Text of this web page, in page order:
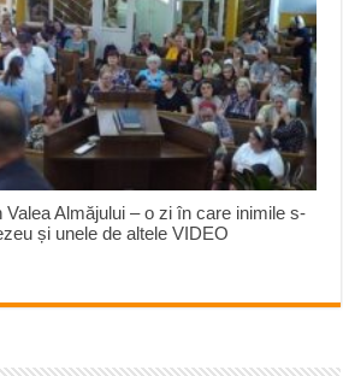
Valea Almăjului – o zi în care inimile s-
și unele de altele VIDEO